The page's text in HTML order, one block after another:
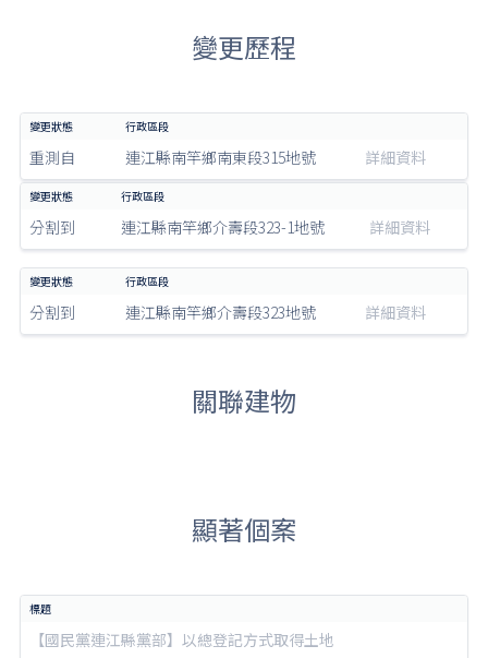
變更歷程
重測自 連江縣南竿鄉南東段315地號 詳細資料
分割到 連江縣南竿鄉介壽段323-1地號 詳細資料
分割到 連江縣南竿鄉介壽段323地號 詳細資料
關聯建物
顯著個案
【國民黨連江縣黨部】以總登記方式取得土地